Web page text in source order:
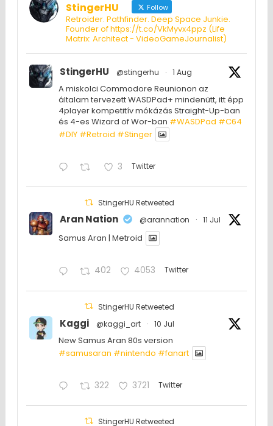
StingerHU Follow
Retroider. Pathfinder. Deep Space Junkie.
Founder of https://t.co/VkMyvx4ppz (Life
Matrix: Architect - VideoGameJournalist)
StingerHU @stingerhu · 1 Aug
A miskolci Commodore Reunionon az
általam tervezett WASDPad+ mindenütt, itt épp
4player kompetitív mókázás Straight-Up-ban
és 4-es Wizard of Wor-ban #WASDPad #C64
#DIY #Retroid #Stinger
3 Twitter
StingerHU Retweeted
Aran Nation @arannation · 11 Jul
Samus Aran | Metroid
402 4053 Twitter
StingerHU Retweeted
Kaggi @kaggi_art · 10 Jul
New Samus Aran 80s version
#samusaran #nintendo #fanartㅤㅤㅤㅤ
322 3721 Twitter
StingerHU Retweeted